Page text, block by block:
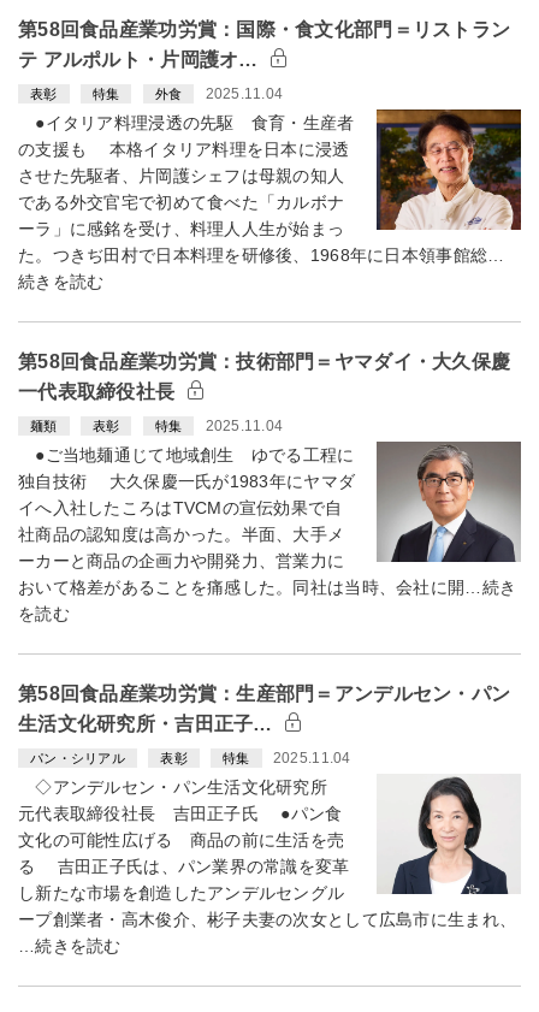
第58回食品産業功労賞：国際・食文化部門＝リストラン
テ アルポルト・片岡護オ…
表彰 特集 外食 2025.11.04
●イタリア料理浸透の先駆 食育・生産者
の支援も 本格イタリア料理を日本に浸透
させた先駆者、片岡護シェフは母親の知人
である外交官宅で初めて食べた「カルボナ
ーラ」に感銘を受け、料理人人生が始まっ
た。つきぢ田村で日本料理を研修後、1968年に日本領事館総…
続きを読む
第58回食品産業功労賞：技術部門＝ヤマダイ・大久保慶
一代表取締役社長
麺類 表彰 特集 2025.11.04
●ご当地麺通じて地域創生 ゆでる工程に
独自技術 大久保慶一氏が1983年にヤマダ
イへ入社したころはTVCMの宣伝効果で自
社商品の認知度は高かった。半面、大手メ
ーカーと商品の企画力や開発力、営業力に
おいて格差があることを痛感した。同社は当時、会社に開…続き
を読む
第58回食品産業功労賞：生産部門＝アンデルセン・パン
生活文化研究所・吉田正子…
パン・シリアル 表彰 特集 2025.11.04
◇アンデルセン・パン生活文化研究所
元代表取締役社長 吉田正子氏 ●パン食
文化の可能性広げる 商品の前に生活を売
る 吉田正子氏は、パン業界の常識を変革
し新たな市場を創造したアンデルセングル
ープ創業者・高木俊介、彬子夫妻の次女として広島市に生まれ、
…続きを読む